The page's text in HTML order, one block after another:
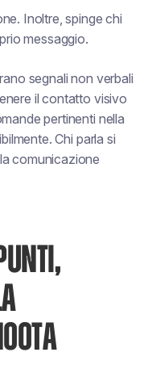
Inoltre, spinge chi
messaggio.
segnali non verbali
il contatto visivo
pertinenti nella
Chi parla si
comunicazione